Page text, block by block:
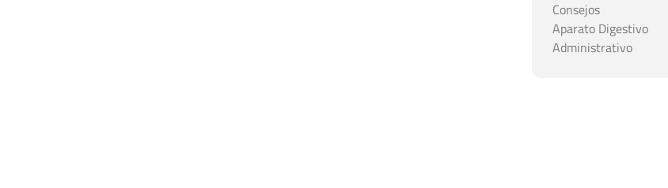
Consejos
Aparato Digestivo
Administrativo